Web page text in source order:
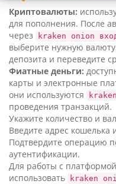
Криптовалюты:
для пополнения. После
через
kraken onion
выберите нужную
депозита и переведите
Фиатные деньги:
карты и электронные
они используются
проведения транзакций.
Укажите количество и
Введите адрес кошелька
Подтвердите операцию
аутентификации.
Для работы с
использовать
kraken